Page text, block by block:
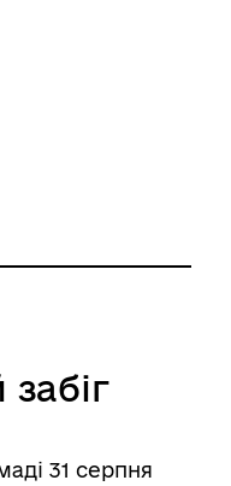
біжу
31 серпня